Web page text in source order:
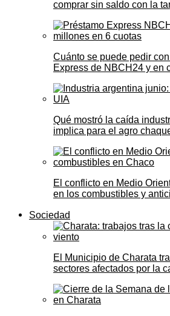
comprar sin saldo con la
Cuánto se puede pedir
Express de NBCH24 y en
Qué mostró la caída
implica para el agro
El conflicto en Medio
en los combustibles y
Sociedad
El Municipio de Charata
sectores afectados por la